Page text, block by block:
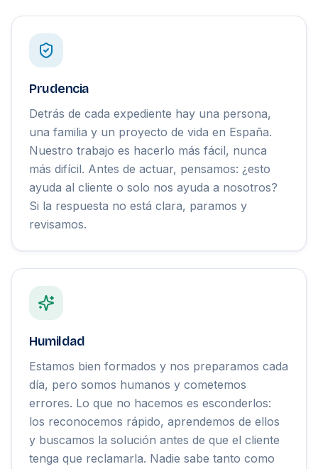
Prudencia
Detrás de cada expediente hay una persona,
una familia y un proyecto de vida en España.
Nuestro trabajo es hacerlo más fácil, nunca
más difícil. Antes de actuar, pensamos: ¿esto
ayuda al cliente o solo nos ayuda a nosotros?
Si la respuesta no está clara, paramos y
revisamos.
Humildad
Estamos bien formados y nos preparamos cada
día, pero somos humanos y cometemos
errores. Lo que no hacemos es esconderlos:
los reconocemos rápido, aprendemos de ellos
y buscamos la solución antes de que el cliente
tenga que reclamarla. Nadie sabe tanto como